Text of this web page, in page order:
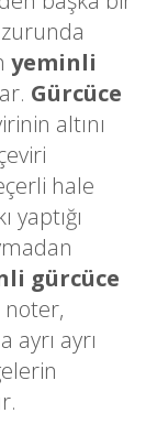
yeminli
Gürcüce
altını
hale
gürcüce
noter,
ayrı ayrı